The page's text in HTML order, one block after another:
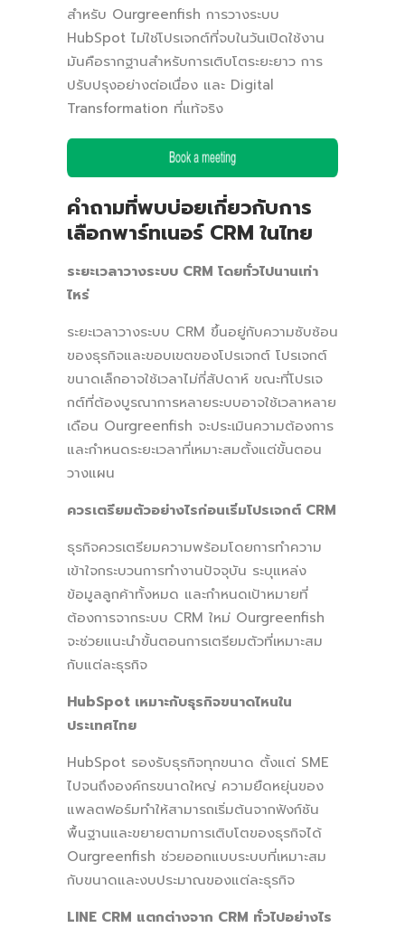
สำหรับ Ourgreenfish การวางระบบ
HubSpot ไม่ใช่โปรเจกต์ที่จบในวันเปิดใช้งาน
มันคือรากฐานสำหรับการเติบโตระยะยาว การ
ปรับปรุงอย่างต่อเนื่อง และ Digital
Transformation ที่แท้จริง
คำถามที่พบบ่อยเกี่ยวกับการ
เลือกพาร์ทเนอร์ CRM ในไทย
ระยะเวลาวางระบบ CRM โดยทั่วไปนานเท่า
ไหร่
ระยะเวลาวางระบบ CRM ขึ้นอยู่กับความซับซ้อน
ของธุรกิจและขอบเขตของโปรเจกต์ โปรเจกต์
ขนาดเล็กอาจใช้เวลาไม่กี่สัปดาห์ ขณะที่โปรเจ
กต์ที่ต้องบูรณาการหลายระบบอาจใช้เวลาหลาย
เดือน Ourgreenfish จะประเมินความต้องการ
และกำหนดระยะเวลาที่เหมาะสมตั้งแต่ขั้นตอน
วางแผน
ควรเตรียมตัวอย่างไรก่อนเริ่มโปรเจกต์ CRM
ธุรกิจควรเตรียมความพร้อมโดยการทำความ
เข้าใจกระบวนการทำงานปัจจุบัน ระบุแหล่ง
ข้อมูลลูกค้าทั้งหมด และกำหนดเป้าหมายที่
ต้องการจากระบบ CRM ใหม่ Ourgreenfish
จะช่วยแนะนำขั้นตอนการเตรียมตัวที่เหมาะสม
กับแต่ละธุรกิจ
HubSpot เหมาะกับธุรกิจขนาดไหนใน
ประเทศไทย
HubSpot รองรับธุรกิจทุกขนาด ตั้งแต่ SME
ไปจนถึงองค์กรขนาดใหญ่ ความยืดหยุ่นของ
แพลตฟอร์มทำให้สามารถเริ่มต้นจากฟังก์ชัน
พื้นฐานและขยายตามการเติบโตของธุรกิจได้
Ourgreenfish ช่วยออกแบบระบบที่เหมาะสม
กับขนาดและงบประมาณของแต่ละธุรกิจ
LINE CRM แตกต่างจาก CRM ทั่วไปอย่างไร